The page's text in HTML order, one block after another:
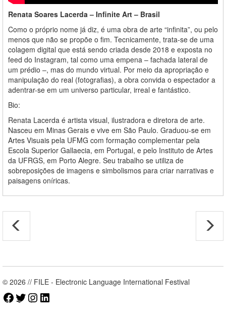
Renata Soares Lacerda – Infinite Art – Brasil
Como o próprio nome já diz, é uma obra de arte “infinita”, ou pelo
menos que não se propõe o fim. Tecnicamente, trata-se de uma
colagem digital que está sendo criada desde 2018 e exposta no
feed do Instagram, tal como uma empena – fachada lateral de
um prédio –, mas do mundo virtual. Por meio da apropriação e
manipulação do real (fotografias), a obra convida o espectador a
adentrar-se em um universo particular, irreal e fantástico.
Bio:
Renata Lacerda é artista visual, ilustradora e diretora de arte.
Nasceu em Minas Gerais e vive em São Paulo. Graduou-se em
Artes Visuais pela UFMG com formação complementar pela
Escola Superior Gallaecia, em Portugal, e pelo Instituto de Artes
da UFRGS, em Porto Alegre. Seu trabalho se utiliza de
sobreposições de imagens e simbolismos para criar narrativas e
paisagens oníricas.
© 2026 // FILE - Electronic Language International Festival
Facebook
TwitterInstagram